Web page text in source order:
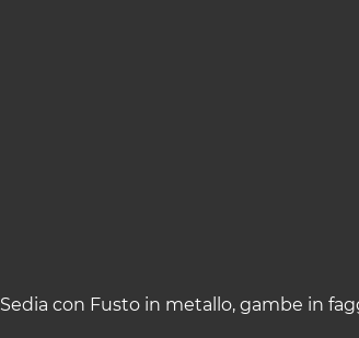
Sedia con Fusto in metallo, gambe in